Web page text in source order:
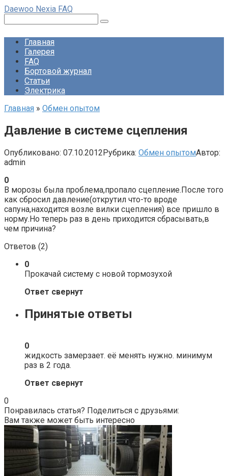
Перейти
контенту
Daewoo Nexia FAQ
Главная
Галерея
FAQ
Бортовой журнал
Статьи
Электрика
Главная » Обмен опытом
Давление в системе сцепления
Опубликовано: 07.10.2012Рубрика: Обмен опытомАвтор:
admin
0
В морозы была проблема,пропало сцепление.После того
как сбросил давление(открутил что-то вроде
сапуна,находится возле вилки сцепления) все пришло в
норму.Но теперь раз в день приходится сбрасывать,в
чем причина?
Ответов (2)
0
Прокачай систему с новой тормозухой
Ответ свернут
Принятые ответы
0
жидкость замерзает. её менять нужно. минимум
раз в 2 года.
Ответ свернут
0
Понравилась статья? Поделиться с друзьями:
Вам также может быть интересно